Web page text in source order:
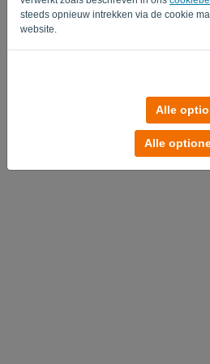
steeds opnieuw intrekken via de cookie
website.
Alle
Alle
Probeer nu
Algemene voorwaarden